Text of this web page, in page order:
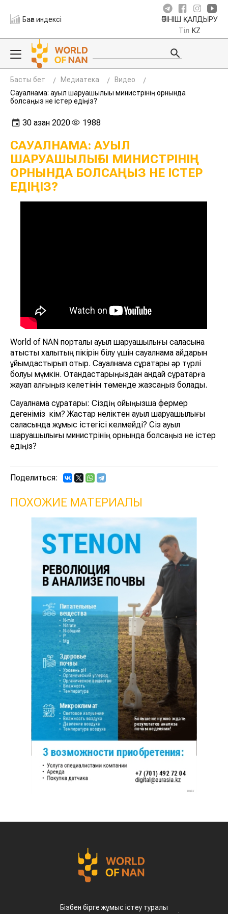
Баға индексі ӨТІНІШ ҚАЛДЫРУ
Тіл KZ
Басты бет Медиатека
Видео
Сауалнама: ауыл шаруашылығы министрінің орнында
болсаңыз не істер едіңіз?
30 қазан 2020 1988
САУАЛНАМА: АУЫЛ
ШАРУАШЫЛЫҒЫ МИНИСТРІНІҢ
ОРНЫНДА БОЛСАҢЫЗ НЕ ІСТЕР
ЕДІҢІЗ?
World of NAN порталы ауыл шаруашылығы саласына
қатысты халықтың пікірін білу үшін сауалнама айдарын
ұйымдастырып отыр. Сауалнама сұрақтары әр түрлі
болуы мүмкін. Отандастарыңыздан қандай сұрақтарға
жауап алғыңыз келетінін төменде жазсаңыз болады.
Сауалнама сұрақтары: Сіздің ойыңызша фермер
дегеніміз кім? Жастар неліктен ауыл шаруашылығы
саласында жұмыс істегісі келмейді? Сіз ауыл
шаруашылығы министрінің орнында болсаңыз не істер
едіңіз?
Поделиться:
ПОХОЖИЕ МАТЕРИАЛЫ
Бізбен бірге жұмыс істеу туралы